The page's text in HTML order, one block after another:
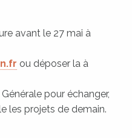
avant le 27 mai à
ou déposer la à
pour échanger,
les projets de demain.